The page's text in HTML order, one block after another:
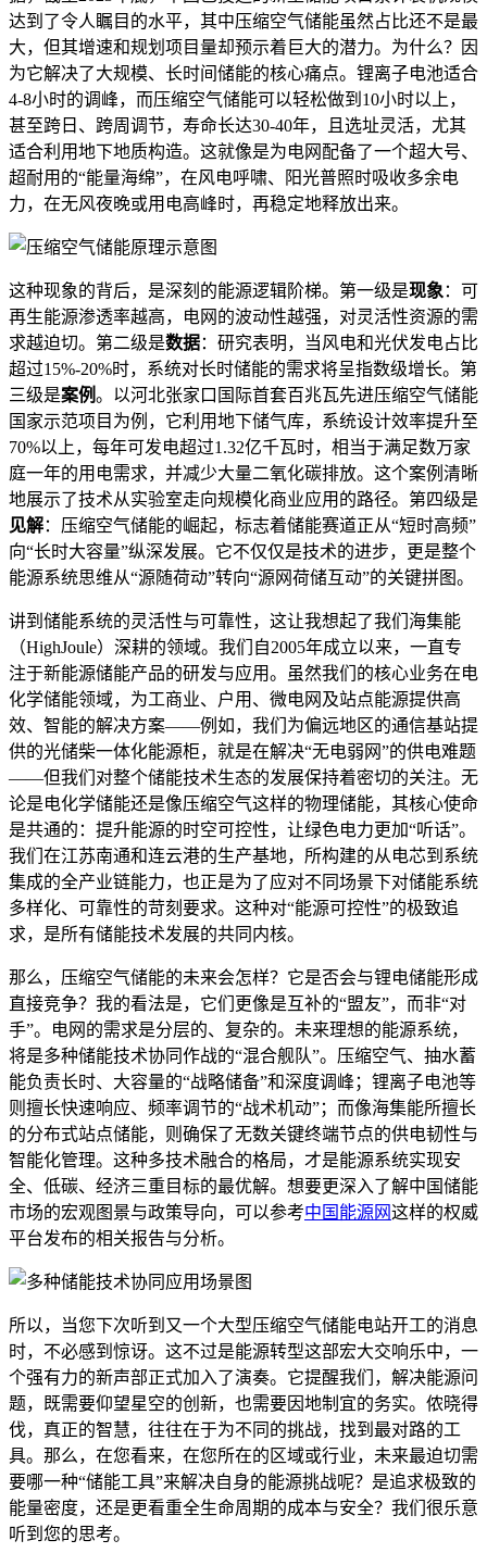
达到了令人瞩目的水平，其中压缩空气储能虽然占比还不是最
大，但其增速和规划项目量却预示着巨大的潜力。为什么？因
为它解决了大规模、长时间储能的核心痛点。锂离子电池适合
4-8小时的调峰，而压缩空气储能可以轻松做到10小时以上，
甚至跨日、跨周调节，寿命长达30-40年，且选址灵活，尤其
适合利用地下地质构造。这就像是为电网配备了一个超大号、
超耐用的“能量海绵”，在风电呼啸、阳光普照时吸收多余电
力，在无风夜晚或用电高峰时，再稳定地释放出来。
这种现象的背后，是深刻的能源逻辑阶梯。第一级是现象 ：可
再生能源渗透率越高，电网的波动性越强，对灵活性资源的需
求越迫切。第二级是数据：研究表明，当风电和光伏发电占比
超过15%-20%时，系统对长时储能的需求将呈指数级增长。第
三级是案例。以河北张家口国际首套百兆瓦先进压缩空气储能
国家示范项目为例，它利用地下储气库，系统设计效率提升至
70%以上，每年可发电超过1.32亿千瓦时，相当于满足数万家
庭一年的用电需求，并减少大量二氧化碳排放。这个案例清晰
地展示了技术从实验室走向规模化商业应用的路径。第四级是
见解：压缩空气储能的崛起，标志着储能赛道正从“短时高频”
向“长时大容量”纵深发展。它不仅仅是技术的进步，更是整个
能源系统思维从“源随荷动”转向“源网荷储互动”的关键拼图。
讲到储能系统的灵活性与可靠性，这让我想起了我们海集能
（HighJoule）深耕的领域。我们自2005年成立以来，一直专
注于新能源储能产品的研发与应用。虽然我们的核心业务在电
化学储能领域，为工商业、户用、微电网及站点能源提供高
效、智能的解决方案——例如，我们为偏远地区的通信基站提
供的光储柴一体化能源柜，就是在解决“无电弱网”的供电难题
——但我们对整个储能技术生态的发展保持着密切的关注。无
论是电化学储能还是像压缩空气这样的物理储能，其核心使命
是共通的：提升能源的时空可控性，让绿色电力更加“听话”。
我们在江苏南通和连云港的生产基地，所构建的从电芯到系统
集成的全产业链能力，也正是为了应对不同场景下对储能系统
多样化、可靠性的苛刻要求。这种对“能源可控性”的极致追
求，是所有储能技术发展的共同内核。
那么，压缩空气储能的未来会怎样？它是否会与锂电储能形成
直接竞争？我的看法是，它们更像是互补的“盟友”，而非“对
手”。电网的需求是分层的、复杂的。未来理想的能源系统，
将是多种储能技术协同作战的“混合舰队”。压缩空气、抽水蓄
能负责长时、大容量的“战略储备”和深度调峰；锂离子电池等
则擅长快速响应、频率调节的“战术机动”；而像海集能所擅长
的分布式站点储能，则确保了无数关键终端节点的供电韧性与
智能化管理。这种多技术融合的格局，才是能源系统实现安
全、低碳、经济三重目标的最优解。想要更深入了解中国储能
市场的宏观图景与政策导向，可以参考中国能源网这样的权威
平台发布的相关报告与分析。
所以，当您下次听到又一个大型压缩空气储能电站开工的消息
时，不必感到惊讶。这不过是能源转型这部宏大交响乐中，一
个强有力的新声部正式加入了演奏。它提醒我们，解决能源问
题，既需要仰望星空的创新，也需要因地制宜的务实。侬晓得
伐，真正的智慧，往往在于为不同的挑战，找到最对路的工
具。那么，在您看来，在您所在的区域或行业，未来最迫切需
要哪一种“储能工具”来解决自身的能源挑战呢？是追求极致的
能量密度，还是更看重全生命周期的成本与安全？我们很乐意
听到您的思考。